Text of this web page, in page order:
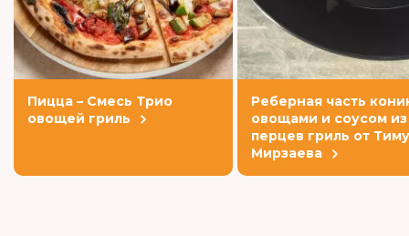
Пицца – Смесь Трио
овощей гриль
Реберная часть
овощами и соусом из
перцев гриль от
Мирзаева